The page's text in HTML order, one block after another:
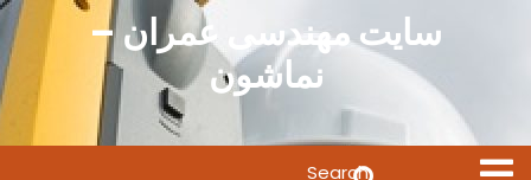
سایت مهندسی عمران –
نماشون
Open